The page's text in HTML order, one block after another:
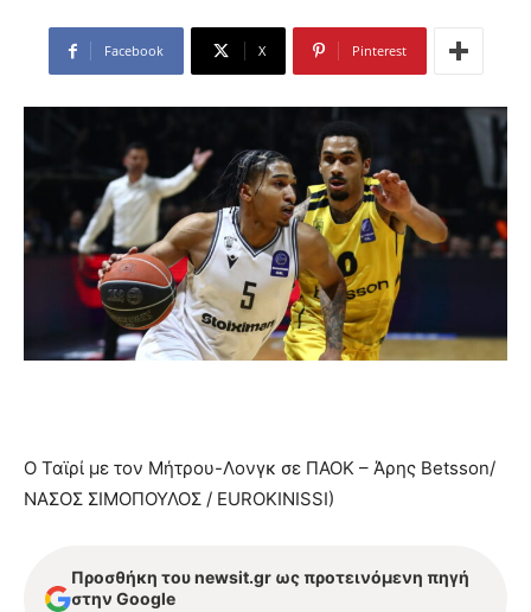
Facebook X Pinterest
Ο Ταϊρί με τον Μήτρου-Λονγκ σε ΠΑΟΚ – Άρης Betsson/
ΝΑΣΟΣ ΣΙΜΟΠΟΥΛΟΣ / EUROKINISSI)
Προσθήκη του newsit.gr ως προτεινόμενη πηγή
στην Google